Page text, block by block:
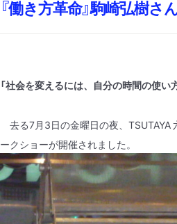
『働き方革命』駒崎弘樹
「社会を変えるには、自分の時間の使い
去る7月 3日の金曜日の夜、 TSUTAYA
ークショーが開催されました。